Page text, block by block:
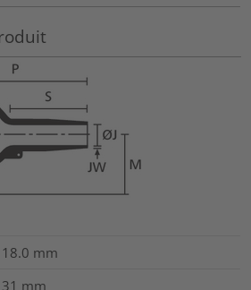
18.0 mm
31 mm